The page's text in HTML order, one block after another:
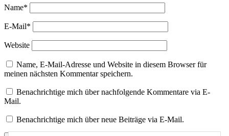
Name*
E-Mail*
Website
Name, E-Mail-Adresse und Website in diesem Browser für
meinen nächsten Kommentar speichern.
Benachrichtige mich über nachfolgende Kommentare via E-
Mail.
Benachrichtige mich über neue Beiträge via E-Mail.